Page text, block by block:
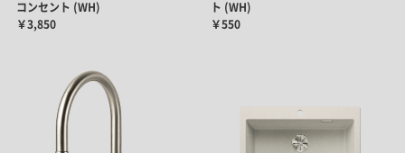
コンセント (WH)
￥3,850
ト (WH)
￥550